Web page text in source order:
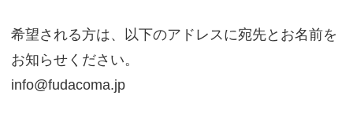
希望される方は、以下のアドレスに宛先とお名前を
お知らせください。
info@fudacoma.jp